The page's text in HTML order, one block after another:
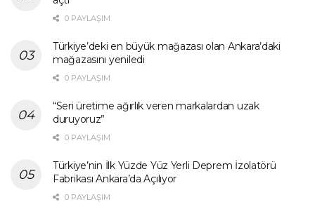
0 PAYLAŞIM
Türkiye’deki en büyük mağazası olan Ankara’daki
mağazasını yeniledi
0 PAYLAŞIM
“Seri üretime ağırlık veren markalardan uzak
duruyoruz”
0 PAYLAŞIM
Türkiye’nin İlk Yüzde Yüz Yerli Deprem İzolatörü
Fabrikası Ankara’da Açılıyor
0 PAYLAŞIM